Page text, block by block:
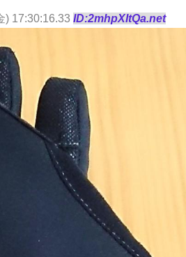
) 17:30:16.33 ID:2mhpXItQa.net